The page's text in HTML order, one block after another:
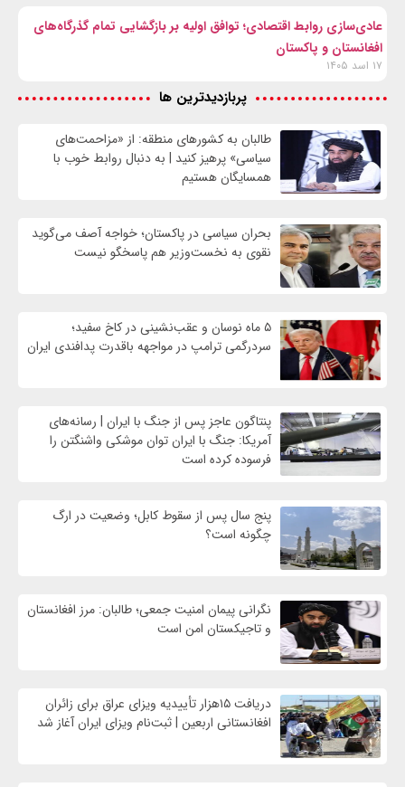
عادی‌سازی روابط اقتصادی؛ توافق اولیه بر بازگشایی تمام گذرگاه‌های
افغانستان و پاکستان
۱۷ اسد ۱۴۰۵
پربازدیدترین ها
طالبان به کشورهای منطقه: از «مزاحمت‌های
سیاسی» پرهیز کنید | به دنبال روابط خوب با
همسایگان هستیم
بحران سیاسی در پاکستان؛ خواجه آصف می‌گوید
نقوی به نخست‌وزیر هم پاسخگو نیست
۵ ماه نوسان و عقب‌نشینی در کاخ سفید؛
سردرگمی ترامپ در مواجهه باقدرت پدافندی ایران
پنتاگون عاجز پس از جنگ با ایران | رسانه‌های
آمریکا: جنگ با ایران توان موشکی واشنگتن را
فرسوده کرده است
پنج سال پس از سقوط کابل؛ وضعیت در ارگ
چگونه است؟
نگرانی پیمان امنیت جمعی؛ طالبان: مرز افغانستان
و تاجیکستان امن است
دریافت ۱۵هزار تأییدیه ویزای عراق برای زائران
افغانستانی اربعین | ثبت‌نام ویزای ایران آغاز شد